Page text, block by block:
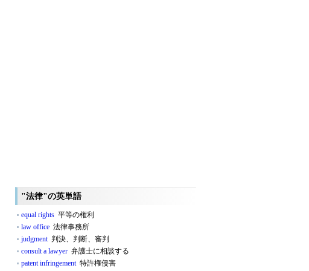
"法律"の英単語
equal rights 平等の権利
law office 法律事務所
judgment判決、判断、審判
consult a lawyer 弁護士に相談する
patent infringement特許権侵害